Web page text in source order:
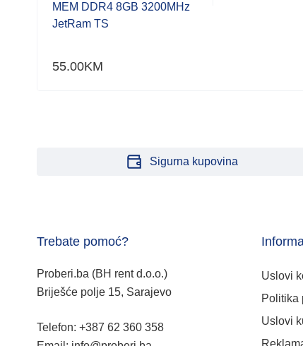
MEM DDR4 8GB 3200MHz
JetRam TS
55.00KM
Sigurna kupovina
Trebate pomoć?
Proberi.ba (BH rent d.o.o.)
Briješće polje 15, Sarajevo
Telefon: +387 62 360 358
Uslovi
Politika
Uslovi